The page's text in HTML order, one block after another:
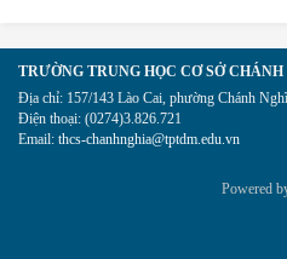
TRƯỜNG TRUNG HỌC CƠ SỞ
Địa chỉ: 157/143 Lào Cai, phường Chánh
Điện thoại: (0274)3.826.721
Email: thcs-chanhnghia@tptdm.edu.vn
Powered